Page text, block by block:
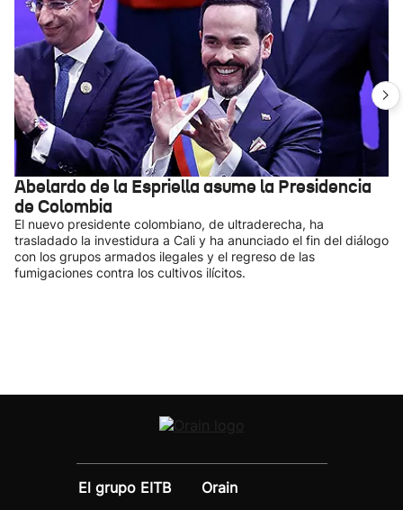
Abelardo de la Espriella asume la Presidencia
de Colombia
El nuevo presidente colombiano, de ultraderecha, ha
trasladado la investidura a Cali y ha anunciado el fin del diálogo
con los grupos armados ilegales y el regreso de las
fumigaciones contra los cultivos ilícitos.
El grupo EITB
Orain